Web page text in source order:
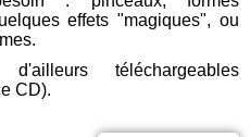
effets "magiques", ou
téléchargeables
CD).